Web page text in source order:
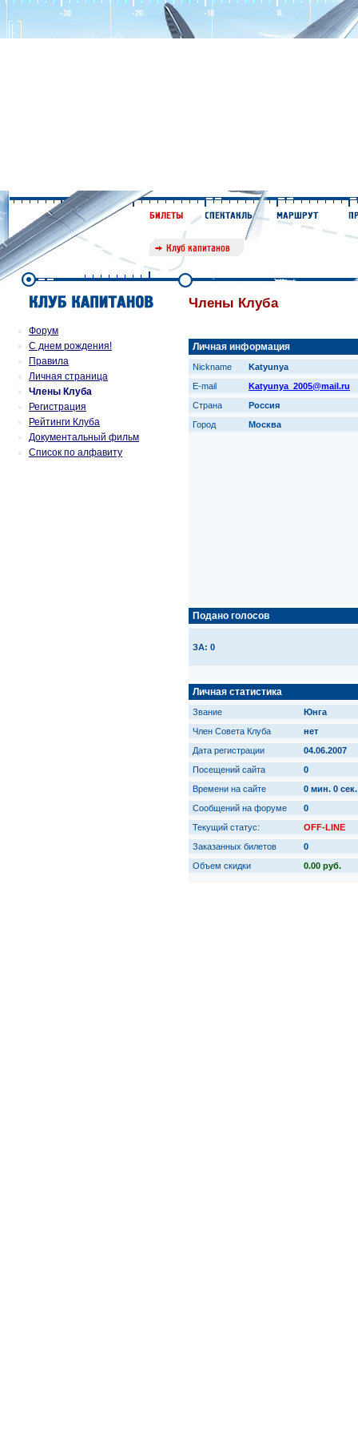
Форум
С днем рождения!
Правила
Личная страница
Члены Клуба
Регистрация
Рейтинги Клуба
Документальный фильм
Список по алфавиту
Члены Клуба
Личная информация
Nickname
Katyunya
E-mail
Katyunya_2005@mail.ru
Страна
Россия
Город
Москва
Подано голосов
ЗА: 0
Личная статистика
Звание
Юнга
Член Совета Клуба
нет
Дата регистрации
04.06.2007
Посещений сайта
0
Времени на сайте
0 мин. 0 сек.
Сообщений на форуме
0
Текущий статус:
OFF-LINE
Заказанных билетов
0
Объем скидки
0.00 руб.